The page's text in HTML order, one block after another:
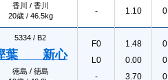
香川 / 香川
20歳 / 46.5kg
-
1.10
5334 / B2
葉 新心
徳島 / 徳島
F0
L0
-
1.48
0.00
3.70